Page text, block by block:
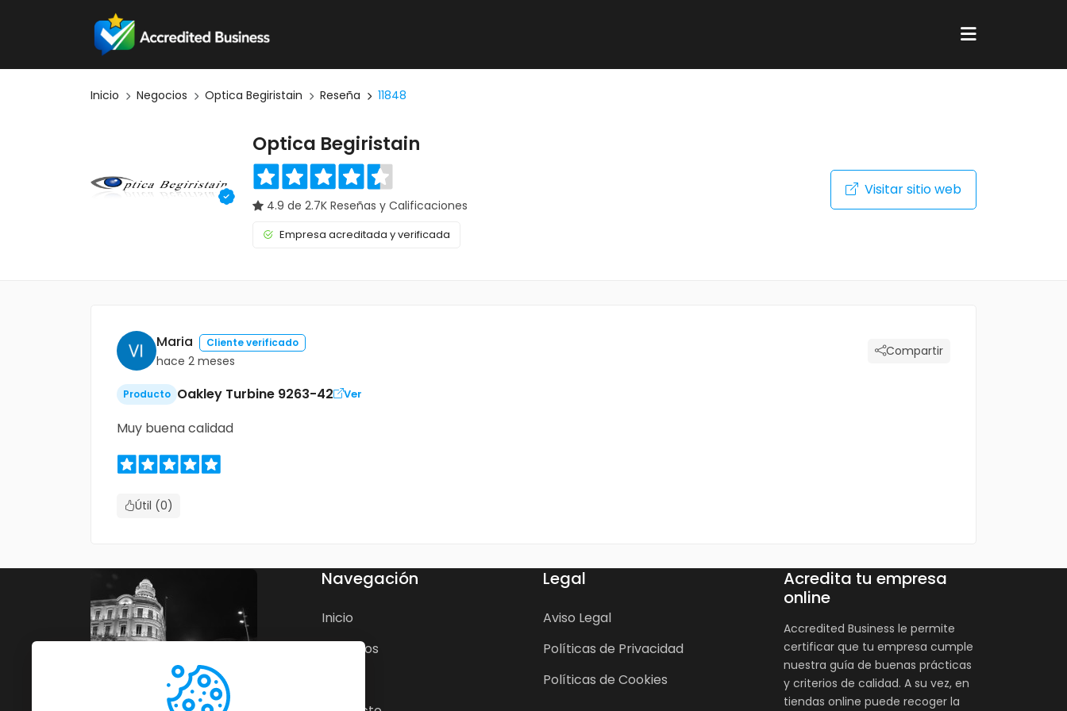
Inicio Negocios Optica Begiristain Reseña 11848
Optica Begiristain
4.9 de 2.7K Reseñas y Calificaciones
Empresa acreditada y verificada
Visitar sitio web
Maria Cliente verificado
hace 2 meses
Compartir
Producto Oakley Turbine 9263-42 Ver
Muy buena calidad
Útil (0)
Navegación
Inicio
Negocios
Legal
Aviso Legal
Políticas de Privacidad
Políticas de Cookies
Acredita tu empresa
online
Accredited Business le permite
certificar que tu empresa cumple
nuestra guía de buenas prácticas
y criterios de calidad. A su vez, en
tiendas online puede recoger la